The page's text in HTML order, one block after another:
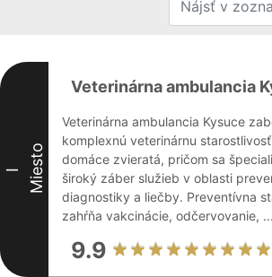
I Miesto
Veterinárna ambulancia
Veterinárna ambulancia Kysuce
komplexnú veterinárnu
domáce zvieratá, pričom sa
široký záber služieb v oblasti
diagnostiky a liečby. Preventívna
zahŕňa vakcinácie, odčervovanie, ...
9.9